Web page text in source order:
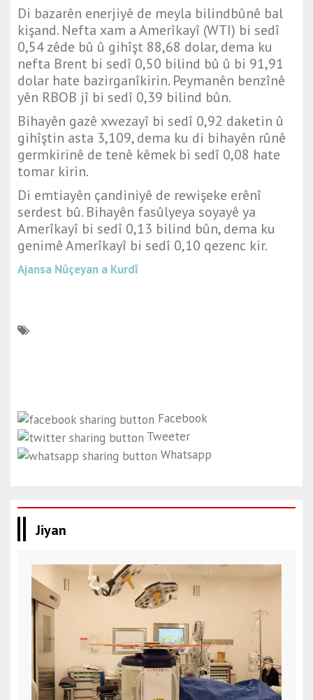
Di bazarên enerjiyê de meyla bilindbûnê bal
kişand. Nefta xam a Amerîkayî (WTI) bi sedî
0,54 zêde bû û gihîşt 88,68 dolar, dema ku
nefta Brent bi sedî 0,50 bilind bû û bi 91,91
dolar hate bazirganîkirin. Peymanên benzînê
yên RBOB jî bi sedî 0,39 bilind bûn.
Bihayên gazê xwezayî bi sedî 0,92 daketin û
gihîştin asta 3,109, dema ku di bihayên rûnê
germkirinê de tenê kêmek bi sedî 0,08 hate
tomar kirin.
Di emtiayên çandiniyê de rewişeke erênî
serdest bû. Bihayên fasûlyeya soyayê ya
Amerîkayî bi sedî 0,13 bilind bûn, dema ku
genimê Amerîkayî bi sedî 0,10 qezenc kir.
Ajansa Nûçeyan a Kurdî
Facebook
Tweeter
Whatsapp
Jiyan